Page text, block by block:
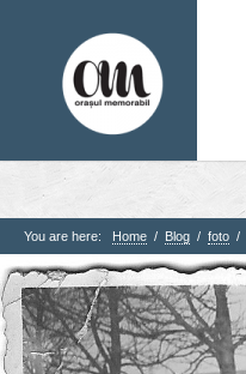
1. Pagini
Acasa
Contact
Contribuie si tu
You are here: Home / Blog / foto /